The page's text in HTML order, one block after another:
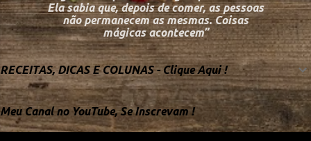
Ela sabia que, depois de comer, as pessoas
não permanecem as mesmas. Coisas
mágicas acontecem”
RECEITAS, DICAS E COLUNAS - Clique Aqui !
Meu Canal no YouTube, Se Inscrevam !